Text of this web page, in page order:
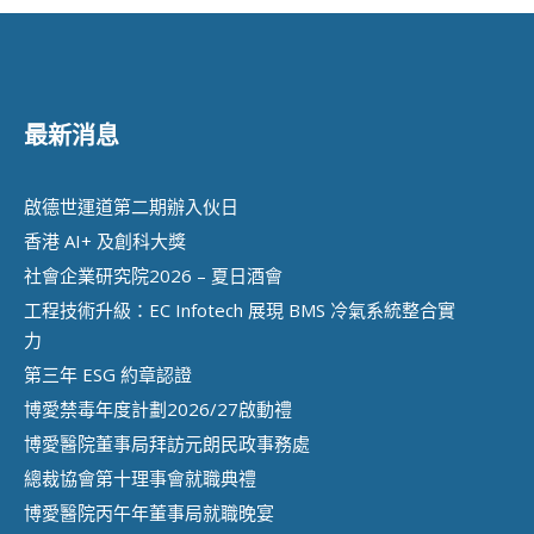
最新消息
啟德世運道第二期辦⼊伙⽇
香港 AI+ 及創科⼤獎
社會企業研究院2026 – 夏日酒會
工程技術升級：EC Infotech 展現 BMS 冷氣系統整合實
力
第三年 ESG 約章認證
博愛禁毒年度計劃2026/27啟動禮
博愛醫院董事局拜訪元朗民政事務處
總裁協會第十理事會就職典禮
博愛醫院丙午年董事局就職晚宴